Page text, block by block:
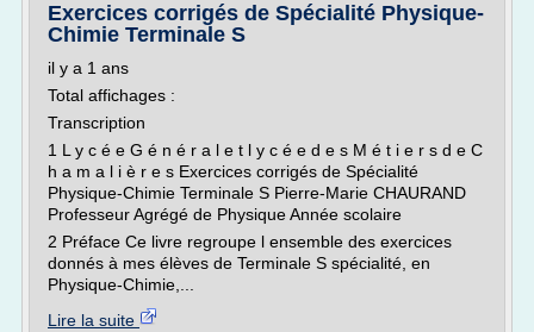
Exercices corrigés de Spécialité Physique-
Chimie Terminale S
il y a 1 ans
Total affichages :
Transcription
1 L y c é e G é n é r a l e t l y c é e d e s M é t i e r s d e C
h a m a l i è r e s Exercices corrigés de Spécialité
Physique-Chimie Terminale S Pierre-Marie CHAURAND
Professeur Agrégé de Physique Année scolaire
2 Préface Ce livre regroupe l ensemble des exercices
donnés à mes élèves de Terminale S spécialité, en
Physique-Chimie,...
Lire la suite